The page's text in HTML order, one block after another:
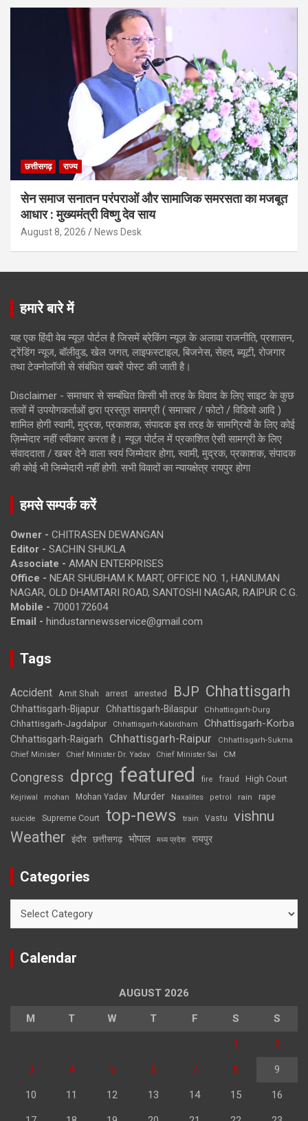
छत्तीसगढ़ राज्य
सेन समाज सनातन परंपराओं और सामाजिक समरसता का मजबूत
आधार : मुख्यमंत्री विष्णु देव साय
August 8, 2026 News Desk
हमारे बारे में
यह एक हिंदी वेब न्यूज़ पोर्टल है जिसमें ब्रेकिंग न्यूज़ के अलावा राजनीति, प्रशासन,
ट्रेंडिंग न्यूज, बॉलीवुड, खेल जगत, लाइफस्टाइल, बिजनेस, सेहत, ब्यूटी, रोजगार
तथा टेक्नोलॉजी से संबंधित खबरें पोस्ट की जाती है।
Disclaimer - समाचार से सम्बंधित किसी भी तरह के विवाद के लिए साइट के कुछ
तत्वों में उपयोगकर्ताओं द्वारा प्रस्तुत सामग्री ( समाचार / फोटो / विडियो आदि )
शामिल होगी स्वामी, मुद्रक, प्रकाशक, संपादक इस तरह के सामग्रियों के लिए कोई
ज़िम्मेदार नहीं स्वीकार करता है। न्यूज़ पोर्टल में प्रकाशित ऐसी सामग्री के लिए
संवाददाता / खबर देने वाला स्वयं जिम्मेदार होगा, स्वामी, मुद्रक, प्रकाशक, संपादक
की कोई भी जिम्मेदारी नहीं होगी. सभी विवादों का न्यायक्षेत्र रायपुर होगा
हमसे सम्पर्क करें
Owner - CHITRASEN DEWANGAN
Editor - SACHIN SHUKLA
Associate - AMAN ENTERPRISES
Office - NEAR SHUBHAM K MART, OFFICE NO. 1, HANUMAN
NAGAR, OLD DHAMTARI ROAD, SANTOSHI NAGAR, RAIPUR C.G.
Mobile - 7000172604
Email - hindustannewsservice@gmail.com
Tags
Accident Amit Shah arrest arrested BJP Chhattisgarh
Chhattisgarh-Bijapur Chhattisgarh-Bilaspur Chhattisgarh-Durg
Chhattisgarh-Jagdalpur Chhattisgarh-Kabirdham Chhattisgarh-Korba
Chhattisgarh-Raigarh Chhattisgarh-Raipur
Chhattisgarh-Sukma
Chief Minister
Chief Minister Dr. Yadav Chief Minister Sai CM
Congress dprcg featured fire fraud High Court
Kejriwal mohan Mohan Yadav Murder Naxalites petrol rain rape
suicide Supreme Court top-news train Vastu vishnu
Weather इंदौर छत्तीसगढ़ भोपाल मध्य प्रदेश रायपुर
Categories
Calendar
AUGUST 2026
M T W T F S S
1 2
3 4 5 6 7 8 9
10 11 12 13 14 15 16